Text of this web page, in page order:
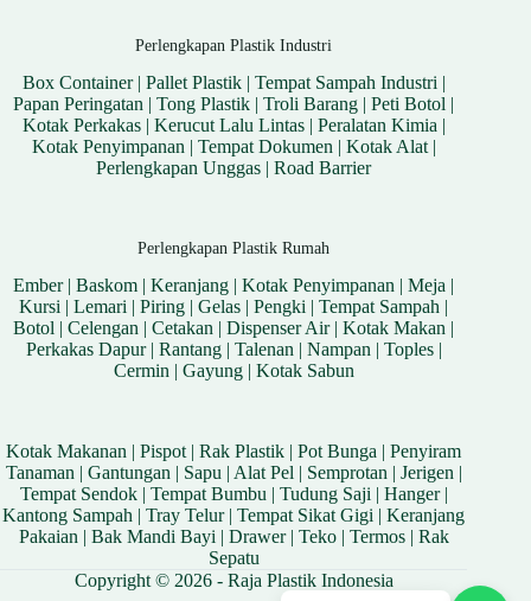
Perlengkapan Plastik Industri
Box Container| Pallet Plastik| Tempat Sampah Industri |
Papan Peringatan |Tong Plastik |Troli Barang |Peti Botol |
Kotak Perkakas| Kerucut Lalu Lintas| Peralatan Kimia |
Kotak Penyimpanan | Tempat Dokumen | Kotak Alat|
Perlengkapan Unggas |Road Barrier
Perlengkapan Plastik Rumah
Ember|Baskom |Keranjang |Kotak Penyimpanan |Meja |
Kursi |Lemari |Piring |Gelas |Pengki |Tempat Sampah |
Botol |Celengan |Cetakan |Dispenser Air|Kotak Makan |
Perkakas Dapur| Rantang| Talenan| Nampan| Toples|
Cermin| Gayung| Kotak Sabun
Kotak Makanan |Pispot|Rak Plastik |Pot Bunga |Penyiram
Tanaman| Gantungan| Sapu| Alat Pel| Semprotan| Jerigen|
Tempat Sendok| Tempat Bumbu| Tudung Saji| Hanger|
Kantong Sampah |Tray Telur|Tempat Sikat Gigi |Keranjang
Pakaian| Bak Mandi Bayi| Drawer| Teko| Termos| Rak
Sepatu
Copyright © 2026 - Raja Plastik Indonesia